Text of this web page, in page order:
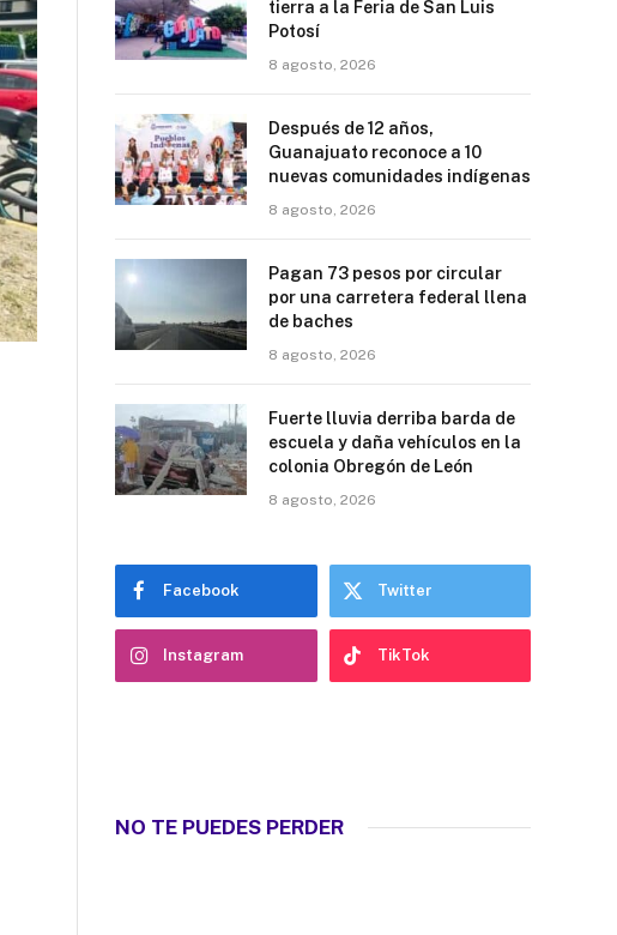
tierra a la Feria de San Luis
Potosí
8 agosto, 2026
Después de 12 años,
Guanajuato reconoce a 10
nuevas comunidades indígenas
8 agosto, 2026
Pagan 73 pesos por circular
por una carretera federal llena
de baches
8 agosto, 2026
Fuerte lluvia derriba barda de
escuela y daña vehículos en la
colonia Obregón de León
8 agosto, 2026
Facebook Twitter
Instagram TikTok
NO TE PUEDES PERDER